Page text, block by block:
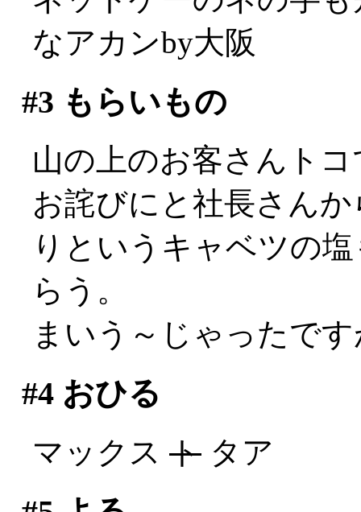
なアカンby大阪
#3 もらいもの
山の上のお客さんト
お詫びにと社長さん
りというキャベツの
らう。
まいう～じゃったで
#4おひる
マックス ト タア